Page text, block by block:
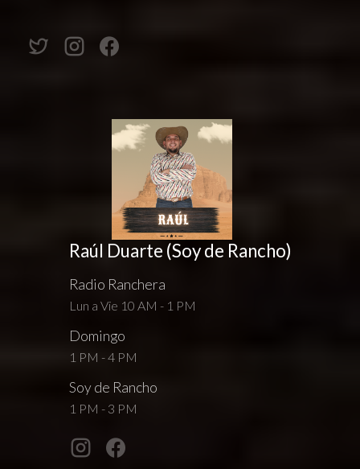
Raúl Duarte (Soy de Rancho)
Radio Ranchera
Lun a Vie 10 AM - 1 PM
Domingo
1 PM - 4 PM
Soy de Rancho
1 PM - 3 PM